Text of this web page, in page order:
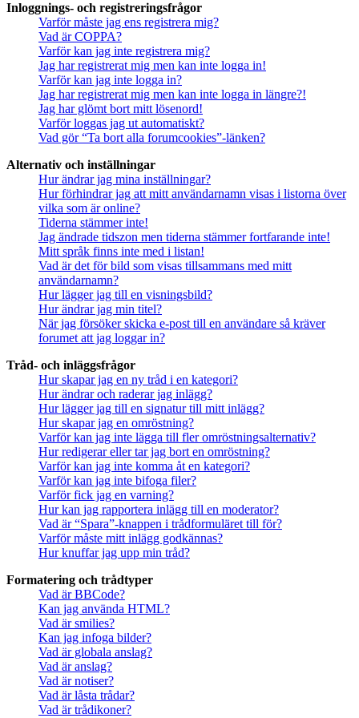
Inloggnings- och registreringsfrågor
Varför måste jag ens registrera mig?
Vad är COPPA?
Varför kan jag inte registrera mig?
Jag har registrerat mig men kan inte logga in!
Varför kan jag inte logga in?
Jag har registrerat mig men kan inte logga in längre?!
Jag har glömt bort mitt lösenord!
Varför loggas jag ut automatiskt?
Vad gör “Ta bort alla forumcookies”-länken?
Alternativ och inställningar
Hur ändrar jag mina inställningar?
Hur förhindrar jag att mitt användarnamn visas i listorna över
vilka som är online?
Tiderna stämmer inte!
Jag ändrade tidszon men tiderna stämmer fortfarande inte!
Mitt språk finns inte med i listan!
Vad är det för bild som visas tillsammans med mitt
användarnamn?
Hur lägger jag till en visningsbild?
Hur ändrar jag min titel?
När jag försöker skicka e-post till en användare så kräver
forumet att jag loggar in?
Tråd- och inläggsfrågor
Hur skapar jag en ny tråd i en kategori?
Hur ändrar och raderar jag inlägg?
Hur lägger jag till en signatur till mitt inlägg?
Hur skapar jag en omröstning?
Varför kan jag inte lägga till fler omröstningsalternativ?
Hur redigerar eller tar jag bort en omröstning?
Varför kan jag inte komma åt en kategori?
Varför kan jag inte bifoga filer?
Varför fick jag en varning?
Hur kan jag rapportera inlägg till en moderator?
Vad är “Spara”-knappen i trådformuläret till för?
Varför måste mitt inlägg godkännas?
Hur knuffar jag upp min tråd?
Formatering och trådtyper
Vad är BBCode?
Kan jag använda HTML?
Vad är smilies?
Kan jag infoga bilder?
Vad är globala anslag?
Vad är anslag?
Vad är notiser?
Vad är låsta trådar?
Vad är trådikoner?